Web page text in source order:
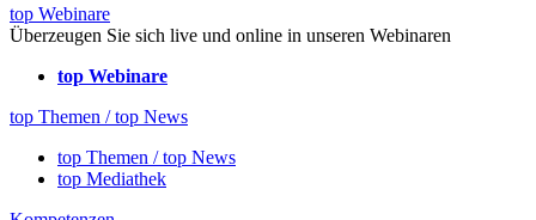
top Webinare
Überzeugen Sie sich live und online in unseren Webinaren
top Webinare
top Themen / top News
top Themen / top News
top Mediathek